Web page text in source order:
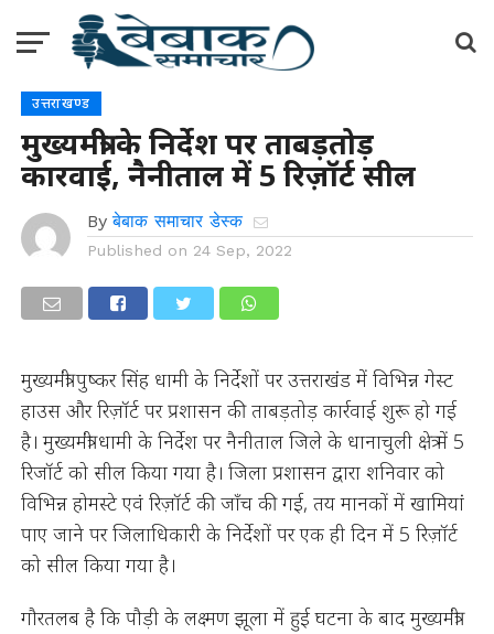
उत्तराखण्ड
मुख्यमंत्री के निर्देश पर ताबड़तोड़
कारवाई, नैनीताल में 5 रिज़ॉर्ट सील
By बेबाक समाचार डेस्क
Published on 24 Sep, 2022
मुख्यमंत्री पुष्कर सिंह धामी के निर्देशों पर उत्तराखंड में विभिन्न गेस्ट
हाउस और रिज़ॉर्ट पर प्रशासन की ताबड़तोड़ कार्रवाई शुरू हो गई
है। मुख्यमंत्री धामी के निर्देश पर नैनीताल जिले के धानाचुली क्षेत्र में 5
रिजॉर्ट को सील किया गया है। जिला प्रशासन द्वारा शनिवार को
विभिन्न होमस्टे एवं रिज़ॉर्ट की जाँच की गई, तय मानकों में खामियां
पाए जाने पर जिलाधिकारी के निर्देशों पर एक ही दिन में 5 रिज़ॉर्ट
को सील किया गया है।
गौरतलब है कि पौड़ी के लक्ष्मण झूला में हुई घटना के बाद मुख्यमंत्री